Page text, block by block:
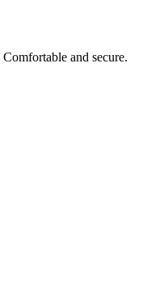
Comfortable and secure.